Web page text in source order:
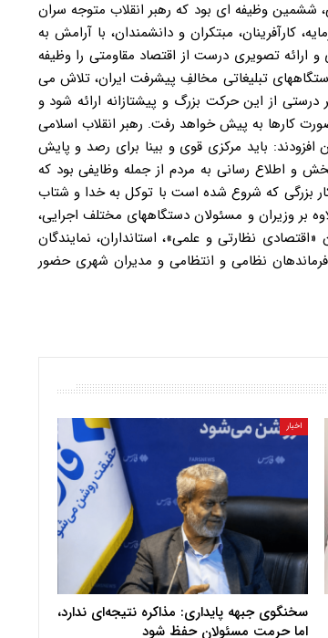
اخبار
سخنگوی جبهه پایداری: مذاکره نتیجه‌ای ندارد،
اما حرمت مسئولان حفظ شود